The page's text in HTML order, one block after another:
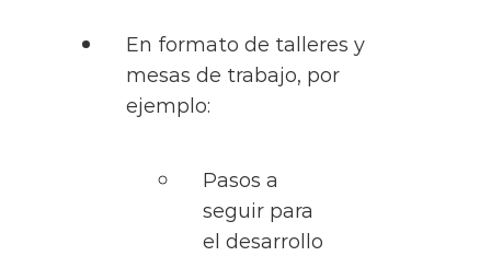
En formato de talleres y
mesas de trabajo, por
ejemplo:
Pasos a
seguir para
el desarrollo